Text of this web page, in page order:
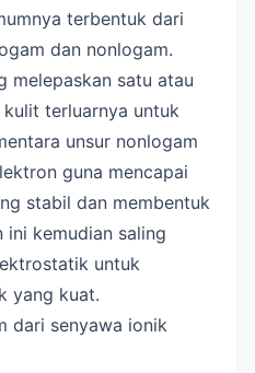
terbentuk dari
dan nonlogam.
melepaskan satu atau
terluarnya untuk
unsur nonlogam
guna mencapai
stabil dan membentuk
ini kemudian saling
untuk
yang kuat.
dari senyawa ionik